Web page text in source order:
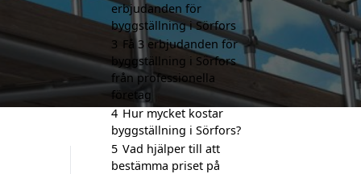
erbjudanden för
byggställning i Sörfors
3 Få 3 erbjudanden för
byggställning i Sörfors
från professionella
företag
4 Hur mycket kostar
byggställning i Sörfors?
5 Vad hjälper till att
bestämma priset på